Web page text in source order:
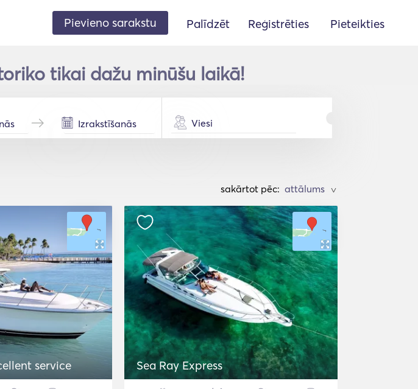
Pievieno sarakstu Palīdzēt Reģistrēties Pieteikties
tikai dažu minūšu laikā!
Viesi
sakārtot pēc: >
service Sea Ray Express